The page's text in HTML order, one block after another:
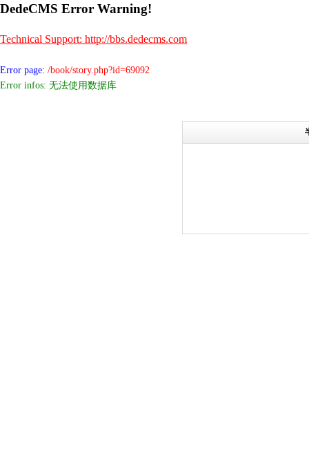
DedeCMS Error Warning!
Technical Support: http://bbs.dedecms.com
Error page: /book/story.php?id=69092
Error infos: 无法使用数据库